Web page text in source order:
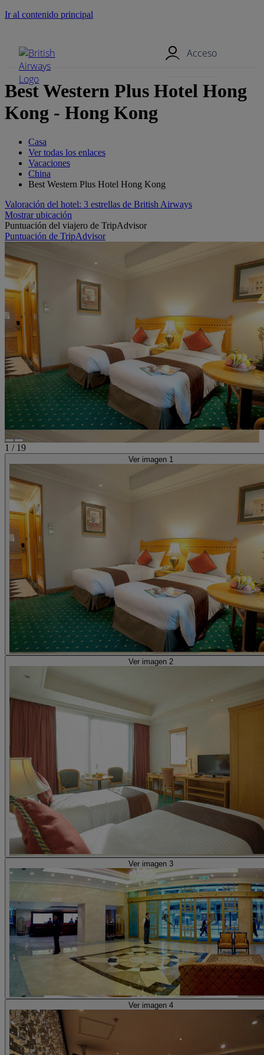
Ir al contenido principal
Acceso
Best Western Plus Hotel Hong
Kong - Hong Kong
Casa
Ver todas los enlaces
Vacaciones
China
Best Western Plus Hotel Hong Kong
Valoración del hotel: 3 estrellas de British Airways
Mostrar ubicación
Puntuación del viajero de TripAdvisor
Puntuación de TripAdvisor
1 / 19
Ver imagen 1
Ver imagen 2
Ver imagen 3
Ver imagen 4